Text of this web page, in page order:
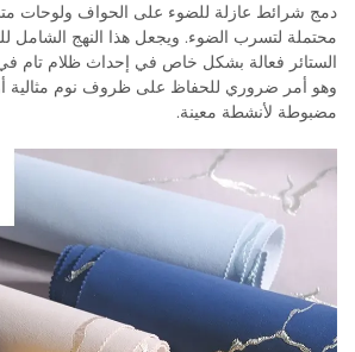
دمج شرائط عازلة للضوء على الحواف ولوحات
محتملة لتسرب الضوء. ويجعل هذا النهج الشامل
الستائر فعالة بشكل خاص في إحداث ظلام تام
وهو أمر ضروري للحفاظ على ظروف نوم مثالية أو
مضبوطة لأنشطة معينة.